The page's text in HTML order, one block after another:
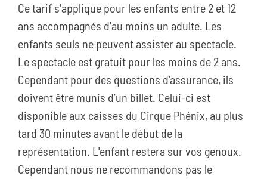
Ce tarif s'applique pour les enfants entre 2 et 12
ans accompagnés d'au moins un adulte. Les
enfants seuls ne peuvent assister au spectacle.
Le spectacle est gratuit pour les moins de 2 ans.
Cependant pour des questions d’assurance, ils
doivent être munis d’un billet. Celui-ci est
disponible aux caisses du Cirque Phénix, au plus
tard 30 minutes avant le début de la
représentation. L'enfant restera sur vos genoux.
Cependant nous ne recommandons pas le